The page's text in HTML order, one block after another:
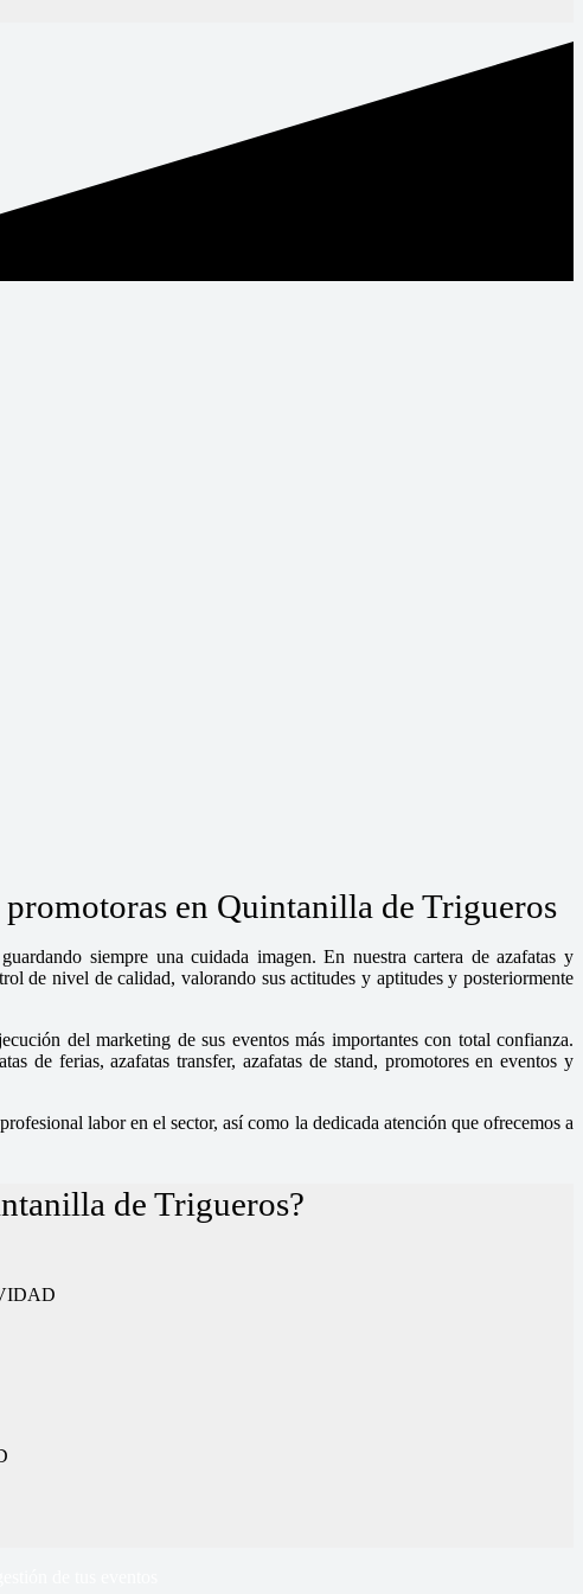
en Quintanilla de Trigueros
siempre una cuidada imagen. En nuestra cartera de azafatas y
de nivel de calidad, valorando sus actitudes y aptitudes y posteriormente
del marketing de sus eventos más importantes con total confianza.
de ferias, azafatas transfer, azafatas de stand, promotores en eventos y
labor en el sector, así como la dedicada atención que ofrecemos a
de Trigueros?